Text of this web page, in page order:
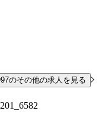
のその他の求人を見る